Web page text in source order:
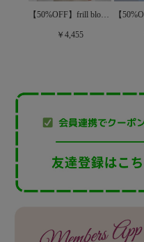
【50%OFF】frill bloom blouse～ﾌﾘﾙﾌﾞﾙｰﾑﾌﾞﾗｳｽ
￥4,455